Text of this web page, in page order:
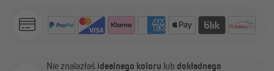
Nie znalazłaś idealnego koloru lub dokładnego